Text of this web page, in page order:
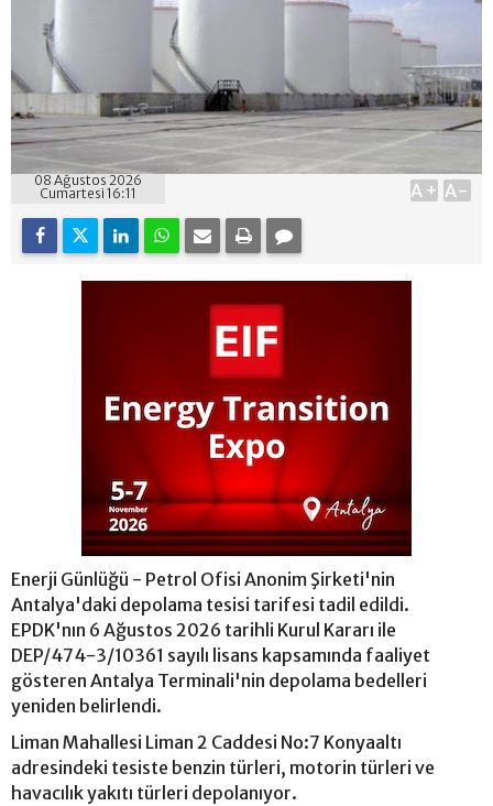
08 Ağustos 2026
Cumartesi 16:11
A+ A-
Enerji Günlüğü - Petrol Ofisi Anonim Şirketi'nin
Antalya'daki depolama tesisi tarifesi tadil edildi.
EPDK'nın 6 Ağustos 2026 tarihli Kurul Kararı ile
DEP/474-3/10361 sayılı lisans kapsamında faaliyet
gösteren Antalya Terminali'nin depolama bedelleri
yeniden belirlendi.
Liman Mahallesi Liman 2 Caddesi No:7 Konyaaltı
adresindeki tesiste benzin türleri, motorin türleri ve
havacılık yakıtı türleri depolanıyor.